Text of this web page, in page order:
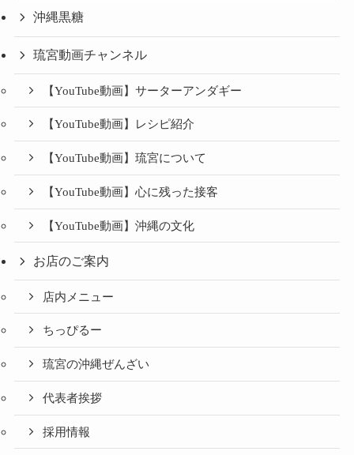
沖縄黒糖
琉宮動画チャンネル
【YouTube動画】サーターアンダギー
【YouTube動画】レシピ紹介
【YouTube動画】琉宮について
【YouTube動画】心に残った接客
【YouTube動画】沖縄の文化
お店のご案内
店内メニュー
ちっぴるー
琉宮の沖縄ぜんざい
代表者挨拶
採用情報